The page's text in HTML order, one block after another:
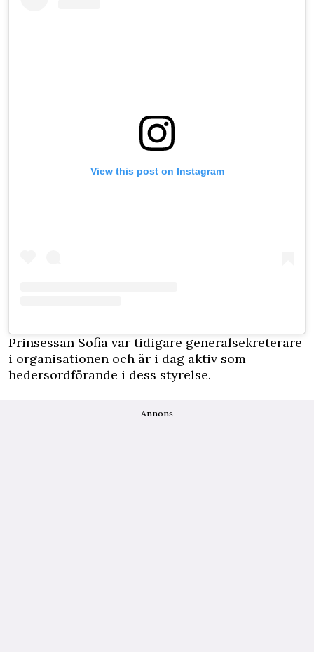
View this post on Instagram
Prinsessan Sofia var tidigare generalsekreterare
i organisationen och är i dag aktiv som
hedersordförande i dess styrelse.
Annons